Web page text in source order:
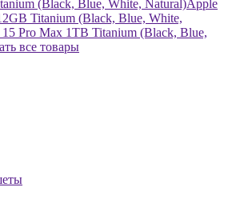
(Black, Blue, White, Natural)Apple
Titanium (Black, Blue, White,
Pro Max 1TB Titanium (Black, Blue,
все товары